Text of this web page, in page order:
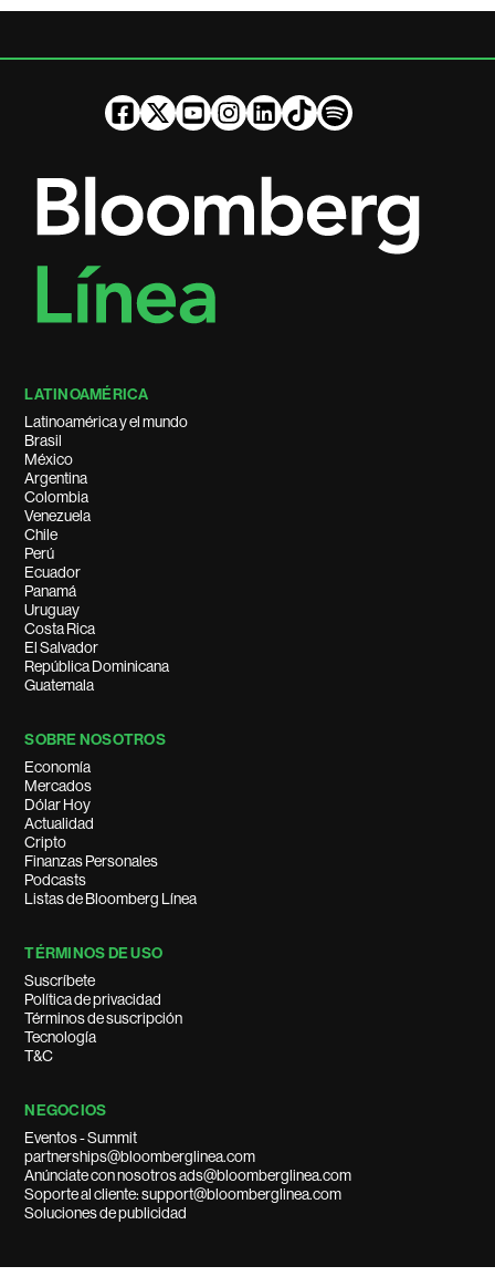
LATINOAMÉRICA
Latinoamérica y el mundo
Brasil
México
Argentina
Colombia
Venezuela
Chile
Perú
Ecuador
Panamá
Uruguay
Costa Rica
El Salvador
República Dominicana
Guatemala
SOBRE NOSOTROS
Economía
Mercados
Dólar Hoy
Actualidad
Cripto
Finanzas Personales
Podcasts
Listas de Bloomberg Línea
TÉRMINOS DE USO
Suscríbete
Política de privacidad
Términos de suscripción
Tecnología
T&C
NEGOCIOS
Eventos - Summit
partnerships@bloomberglinea.com
Anúnciate con nosotros ads@bloomberglinea.com
Soporte al cliente: support@bloomberglinea.com
Soluciones de publicidad